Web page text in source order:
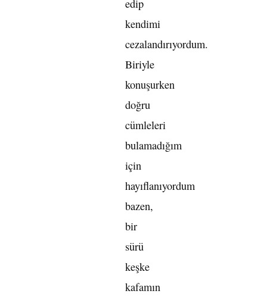
edip
kendimi
cezalandırıyordum.
Biriyle
konuşurken
doğru
cümleleri
bulamadığım
için
hayıflanıyordum
bazen,
bir
sürü
keşke
kafamın